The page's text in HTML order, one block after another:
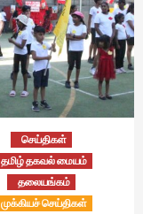
செய்திகள்
தமிழ் தகவல் மையம்
தலையங்கம்
முக்கியச் செய்திகள்